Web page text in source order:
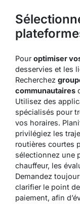
Pouroptimiser
desservies et les
Recherchez
communautaires
Utilisez des
spécialisés pour
vos horaires.
privilégiez les
routières courtes
sélectionnez une
chauffeur, les
Demandez
clarifier le point
paiement, afin